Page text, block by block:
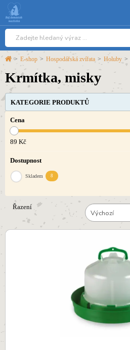
> E-shop > Hospodářská zvířata > Holuby >
Krmítka, misky
KATEGORIE PRODUKTŮ
Cena
89 Kč
Dostupnost
Skladem 8
Řazení
Výchozí